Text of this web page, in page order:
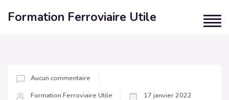
Formation Ferroviaire Utile
Aucun commentaire
Formation Ferroviaire Utile
17 janvier 2022